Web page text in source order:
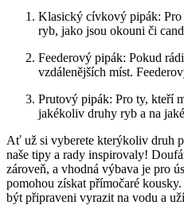
Klasický cívkový pipák: Pro
ryb, jako jsou okouni či
Feederový pipák: Pokud⁢
vzdálenějších míst.
Prutový‌ pipák: Pro‌ ty, kteří
jakékoliv druhy ‍ryb ⁣a na
Ať už si vyberete kterýkoliv⁢ druh
naše tipy a rady‍ inspirovaly!
zároveň, a ‌vhodná výbava je pro
pomohou získat přímočaré
být připraveni vyrazit na vodu a